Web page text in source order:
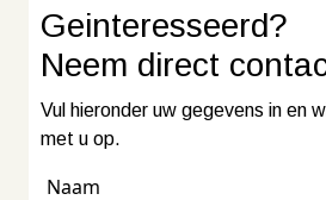
Geinteresseerd?
Neem direct
Vul hieronder uw gegevens in en
met u op.
Naam